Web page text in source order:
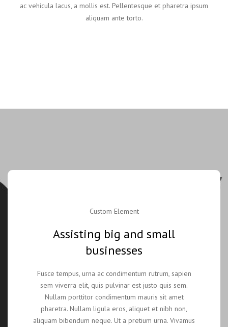
ac vehicula lacus, a mollis est. Pellentesque et pharetra ipsum
aliquam ante torto.
Custom Element
Assisting big and small
businesses
Fusce tempus, urna ac condimentum rutrum, sapien
sem viverra elit, quis pulvinar est justo quis sem.
Nullam porttitor condimentum mauris sit amet
pharetra. Nullam ligula eros, aliquet et nibh non,
aliquam bibendum neque. Ut a pretium urna. Vivamus